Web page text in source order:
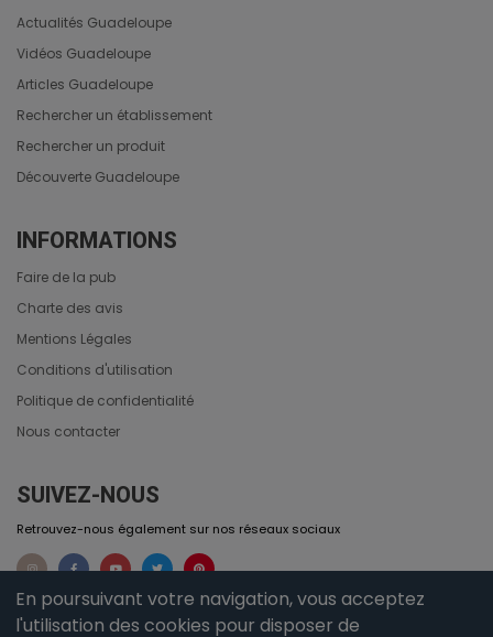
En poursuivant votre navigation, vous acceptez
l'utilisation des cookies pour disposer de
Actualités Guadeloupe
Vidéos Guadeloupe
Articles Guadeloupe
Rechercher un établissement
Rechercher un produit
Découverte Guadeloupe
INFORMATIONS
Faire de la pub
Charte des avis
Mentions Légales
Conditions d'utilisation
Politique de confidentialité
Nous contacter
SUIVEZ-NOUS
Retrouvez-nous également sur nos réseaux sociaux